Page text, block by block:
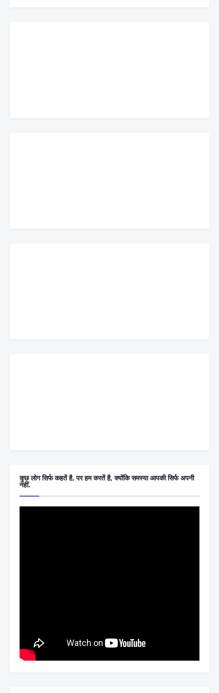
कुछ लोग सिर्फ कहतें है, पर हम करतें है, क्योंकि समस्या आपकी सिर्फ अपनी
नहीं.